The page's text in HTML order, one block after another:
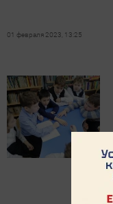
01 февраля 2023, 13:25